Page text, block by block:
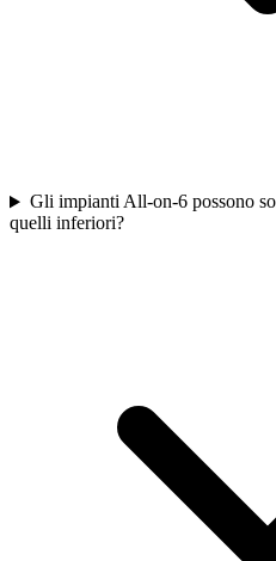
Gli impianti All-on-6 possono
quelli inferiori?